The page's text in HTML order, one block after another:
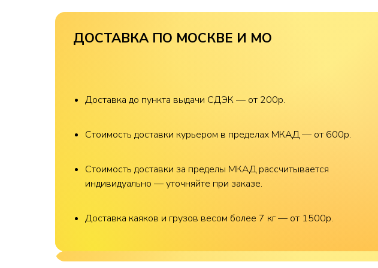
ДОСТАВКА ПО МОСКВЕ И МО
Доставка до пункта выдачи СДЭК — от 200р.
Стоимость доставки курьером в пределах МКАД — от 600р.
Стоимость доставки за пределы МКАД рассчитывается
индивидуально — уточняйте при заказе.
Доставка каяков и грузов весом более 7 кг — от 1500р.